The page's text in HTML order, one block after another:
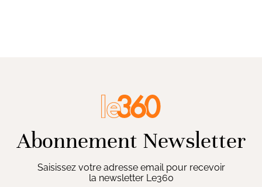
Abonnement Newsletter
Saisissez votre adresse email pour recevoir
la newsletter Le360